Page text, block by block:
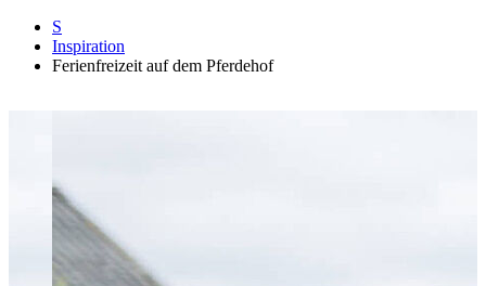
S
Inspiration
Ferienfreizeit auf dem Pferdehof